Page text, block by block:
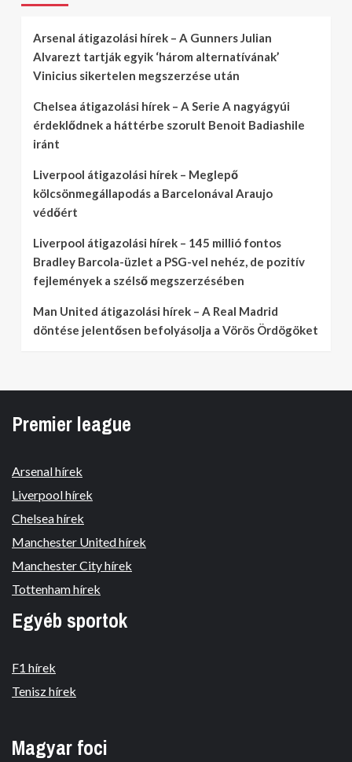
Arsenal átigazolási hírek – A Gunners Julian
Alvarezt tartják egyik ‘három alternatívának’
Vinicius sikertelen megszerzése után
Chelsea átigazolási hírek – A Serie A nagyágyúi
érdeklődnek a háttérbe szorult Benoit Badiashile
iránt
Liverpool átigazolási hírek – Meglepő
kölcsönmegállapodás a Barcelonával Araujo
védőért
Liverpool átigazolási hírek – 145 millió fontos
Bradley Barcola-üzlet a PSG-vel nehéz, de pozitív
fejlemények a szélső megszerzésében
Man United átigazolási hírek – A Real Madrid
döntése jelentősen befolyásolja a Vörös Ördögöket
Premier league
Arsenal hírek
Liverpool hírek
Chelsea hírek
Manchester United hírek
Manchester City hírek
Tottenham hírek
Egyéb sportok
F1 hírek
Tenisz hírek
Magyar foci